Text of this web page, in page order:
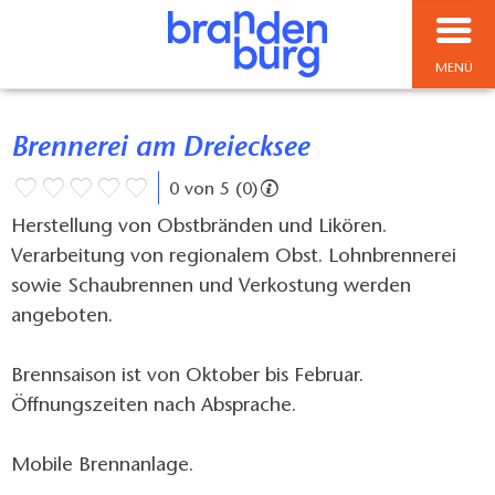
MENÜ
Brennerei am Dreiecksee
0 von 5 (0)
Herstellung von Obstbränden und Likören.
Verarbeitung von regionalem Obst. Lohnbrennerei
sowie Schaubrennen und Verkostung werden
angeboten.
Brennsaison ist von Oktober bis Februar.
Öffnungszeiten nach Absprache.
Mobile Brennanlage.